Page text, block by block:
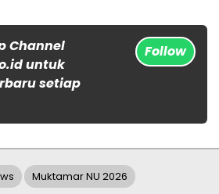
Channel
untuk
setiap
Follow
Muktamar NU 2026